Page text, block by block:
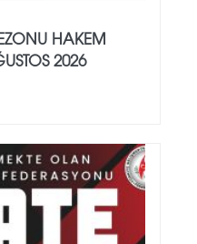
HAKEM
2026